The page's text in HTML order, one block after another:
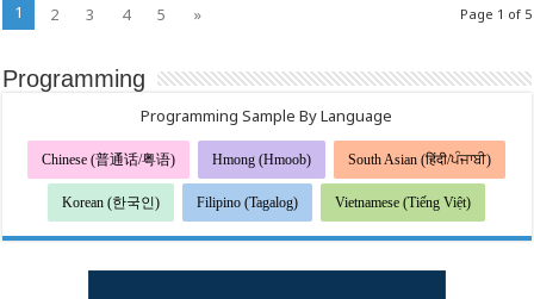
Page 1 of 5
1 2 3 4 5 »
Programming
Programming Sample By Language
Chinese (普通话/粤语) Hmong (Hmoob) South Asian (हिंदी/ਪੰਜਾਬੀ)
Korean (한국인) Filipino (Tagalog) Vietnamese (Tiếng Việt)